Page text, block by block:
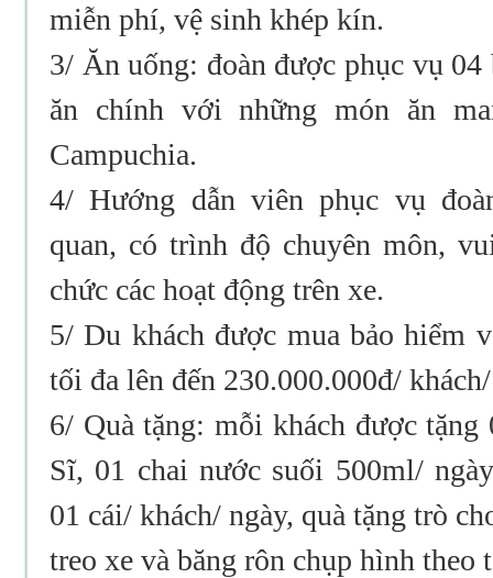
miễn phí, vệ sinh khép kín.
3/ Ăn uống: đoàn được phục vụ 04
ăn chính với những món ăn
Campuchia.
4/ Hướng dẫn viên phục vụ
quan, có trình độ chuyên môn,
chức các hoạt động trên xe.
5/ Du khách được mua bảo hiểm
tối đa lên đến 230.000.000đ/
6/ Quà tặng: mỗi khách được
Sĩ, 01 chai nước suối 500ml/
01 cái/ khách/ ngày, quà tặng trò
treo xe và băng rôn chụp hình theo